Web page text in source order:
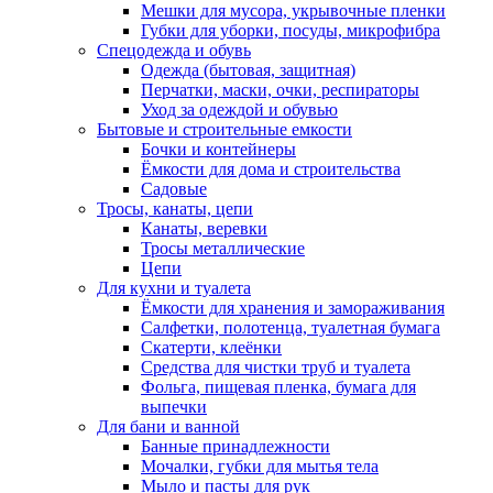
Мешки для мусора, укрывочные пленки
Губки для уборки, посуды, микрофибра
Спецодежда и обувь
Одежда (бытовая, защитная)
Перчатки, маски, очки, респираторы
Уход за одеждой и обувью
Бытовые и строительные емкости
Бочки и контейнеры
Ёмкости для дома и строительства
Садовые
Тросы, канаты, цепи
Канаты, веревки
Тросы металлические
Цепи
Для кухни и туалета
Ёмкости для хранения и замораживания
Салфетки, полотенца, туалетная бумага
Скатерти, клеёнки
Средства для чистки труб и туалета
Фольга, пищевая пленка, бумага для
выпечки
Для бани и ванной
Банные принадлежности
Мочалки, губки для мытья тела
Мыло и пасты для рук